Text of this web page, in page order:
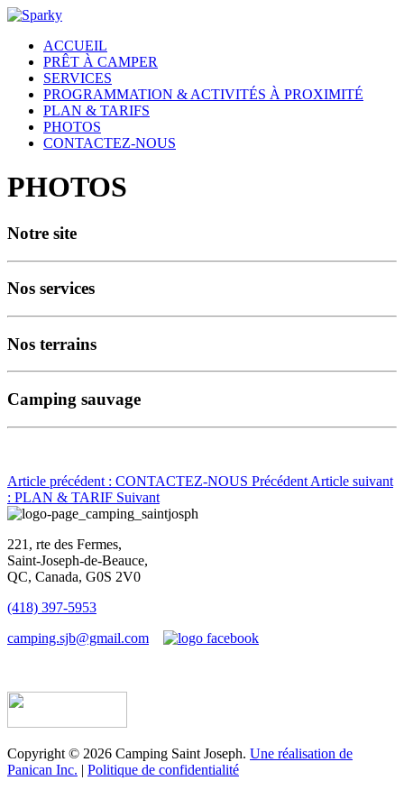
ACCUEIL
PRÊT À CAMPER
SERVICES
PROGRAMMATION & ACTIVITÉS À PROXIMITÉ
PLAN & TARIFS
PHOTOS
CONTACTEZ-NOUS
PHOTOS
Notre site
Nos services
Nos terrains
Camping sauvage
Article précédent : CONTACTEZ-NOUS Précédent Article suivant
: PLAN & TARIF Suivant
221, rte des Fermes,
Saint-Joseph-de-Beauce,
QC, Canada, G0S 2V0
(418) 397-5953
camping.sjb@gmail.com
Copyright © 2026 Camping Saint Joseph. Une réalisation de
Panican Inc. | Politique de confidentialité